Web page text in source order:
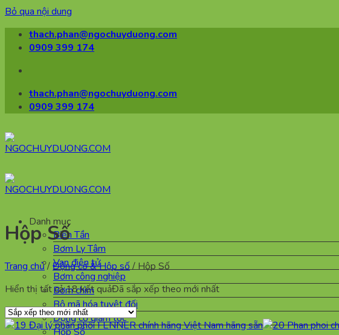
Bỏ qua nội dung
thach.phan@ngochuyduong.com
0909 399 174
thach.phan@ngochuyduong.com
0909 399 174
Danh mục
Biến Tần
Bơm Ly Tâm
Van điện tử
Bơm công nghiệp
Bơm chìm
Bộ mã hóa tuyệt đối
Động cơ giảm tốc
Hộp Số
Hộp Số
Trang chủ/Động cơ & Hộp số/Hộp Số
Hiển thị tất cả 18 kết quảĐã sắp xếp theo mới nhất